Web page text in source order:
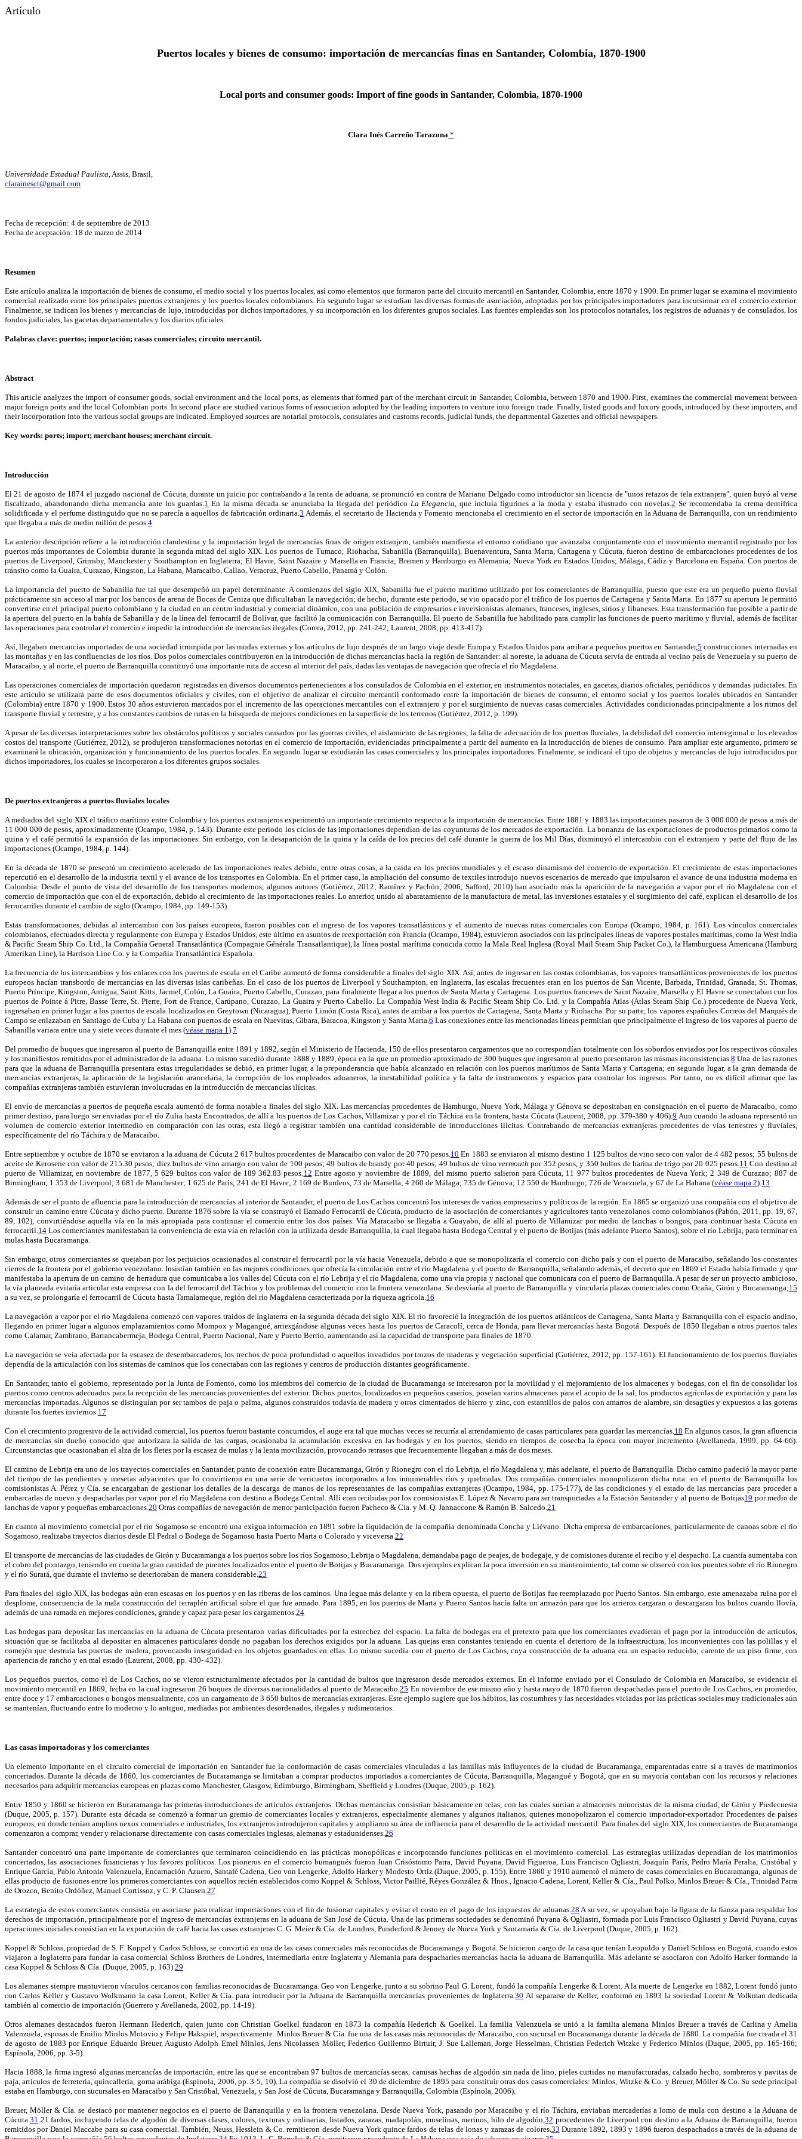
Artículo
Puertos locales y bienes de consumo: importación de mercancías finas en Santander, Colombia, 1870-1900
Local ports and consumer goods: Import of fine goods in Santander, Colombia, 1870-1900
Clara Inés Carreño Tarazona *
Universidade Estadual Paulista, Assis, Brasil,
clarainesct@gmail.com
Fecha de recepción: 4 de septiembre de 2013
Fecha de aceptación: 18 de marzo de 2014
Resumen
Este artículo analiza la importación de bienes de consumo, el medio social y los puertos locales, así como elementos que formaron parte del circuito mercantil en Santander, Colombia, entre 1870 y 1900. En primer lugar se examina el movimiento
comercial realizado entre los principales puertos extranjeros y los puertos locales colombianos. En segundo lugar se estudian las diversas formas de asociación, adoptadas por los principales importadores para incursionar en el comercio exterior.
Finalmente, se indican los bienes y mercancías de lujo, introducidas por dichos importadores, y su incorporación en los diferentes grupos sociales. Las fuentes empleadas son los protocolos notariales, los registros de aduanas y de consulados, los
fondos judiciales, las gacetas departamentales y los diarios oficiales.
Palabras clave: puertos; importación; casas comerciales; circuito mercantil.
Abstract
This article analyzes the import of consumer goods, social environment and the local ports, as elements that formed part of the merchant circuit in Santander, Colombia, between 1870 and 1900. First, examines the commercial movement between
major foreign ports and the local Colombian ports. In second place are studied various forms of association adopted by the leading importers to venture into foreign trade. Finally, listed goods and luxury goods, introduced by these importers, and
their incorporation into the various social groups are indicated. Employed sources are notarial protocols, consulates and customs records, judicial funds, the departmental Gazettes and official newspapers.
Key words: ports; import; merchant houses; merchant circuit.
Introducción
El 21 de agosto de 1874 el juzgado nacional de Cúcuta, durante un juicio por contrabando a la renta de aduana, se pronunció en contra de Mariano Delgado como introductor sin licencia de "unos retazos de tela extranjera", quien huyó al verse
fiscalizado, abandonando dicha mercancía ante los guardas.1 En la misma década se anunciaba la llegada del periódico La Elegancia, que incluía figurines a la moda y estaba ilustrado con novelas.2 Se recomendaba la crema dentífrica
solidificada y el perfume distinguido que no se parecía a aquellos de fabricación ordinaria.3 Además, el secretario de Hacienda y Fomento mencionaba el crecimiento en el sector de importación en la Aduana de Barranquilla, con un rendimiento
que llegaba a más de medio millón de pesos.4
La anterior descripción refiere a la introducción clandestina y la importación legal de mercancías finas de origen extranjero, también manifiesta el entorno cotidiano que avanzaba conjuntamente con el movimiento mercantil registrado por los
puertos más importantes de Colombia durante la segunda mitad del siglo XIX. Los puertos de Tumaco, Riohacha, Sabanilla (Barranquilla), Buenaventura, Santa Marta, Cartagena y Cúcuta, fueron destino de embarcaciones procedentes de los
puertos de Liverpool, Grimsby, Manchester y Southampton en Inglaterra; El Havre, Saint Nazaire y Marsella en Francia; Bremen y Hamburgo en Alemania; Nueva York en Estados Unidos; Málaga, Cádiz y Barcelona en España. Con puertos de
tránsito como la Guaira, Curazao, Kingston, La Habana, Maracaibo, Callao, Veracruz, Puerto Cabello, Panamá y Colón.
La importancia del puerto de Sabanilla fue tal que desempeñó un papel determinante. A comienzos del siglo XIX, Sabanilla fue el puerto marítimo utilizado por los comerciantes de Barranquilla, puesto que este era un pequeño puerto fluvial
prácticamente sin acceso al mar por los bancos de arena de Bocas de Ceniza que dificultaban la navegación; de hecho, durante este periodo, se vio opacado por el tráfico de los puertos de Cartagena y Santa Marta. En 1877 su apertura le permitió
convertirse en el principal puerto colombiano y la ciudad en un centro industrial y comercial dinámico, con una población de empresarios e inversionistas alemanes, franceses, ingleses, sirios y libaneses. Esta transformación fue posible a partir de
la apertura del puerto en la bahía de Sabanilla y de la línea del ferrocarril de Bolívar, que facilitó la comunicación con Barranquilla. El puerto de Sabanilla fue habilitado para cumplir las funciones de puerto marítimo y fluvial, además de facilitar
las operaciones para controlar el comercio e impedir la introducción de mercancías ilegales (Correa, 2012, pp. 241-242; Laurent, 2008, pp. 413-417).
Así, llegaban mercancías importadas de una sociedad irrumpida por las modas externas y los artículos de lujo después de un largo viaje desde Europa y Estados Unidos para arribar a pequeños puertos en Santander,5 construcciones internadas en
las montañas y en las confluencias de los ríos. Dos polos comerciales contribuyeron en la introducción de dichas mercancías hacia la región de Santander: al noreste, la aduana de Cúcuta servía de entrada al vecino país de Venezuela y su puerto de
Maracaibo, y al norte, el puerto de Barranquilla constituyó una importante ruta de acceso al interior del país, dadas las ventajas de navegación que ofrecía el río Magdalena.
Las operaciones comerciales de importación quedaron registradas en diversos documentos pertenecientes a los consulados de Colombia en el exterior, en instrumentos notariales, en gacetas, diarios oficiales, periódicos y demandas judiciales. En
este artículo se utilizará parte de esos documentos oficiales y civiles, con el objetivo de analizar el circuito mercantil conformado entre la importación de bienes de consumo, el entorno social y los puertos locales ubicados en Santander
(Colombia) entre 1870 y 1900. Estos 30 años estuvieron marcados por el incremento de las operaciones mercantiles con el extranjero y por el surgimiento de nuevas casas comerciales. Actividades condicionadas principalmente a los ritmos del
transporte fluvial y terrestre, y a los constantes cambios de rutas en la búsqueda de mejores condiciones en la superficie de los terrenos (Gutiérrez, 2012, p. 199).
A pesar de las diversas interpretaciones sobre los obstáculos políticos y sociales causados por las guerras civiles, el aislamiento de las regiones, la falta de adecuación de los puertos fluviales, la debilidad del comercio interregional o los elevados
costos del transporte (Gutiérrez, 2012), se produjeron transformaciones notorias en el comercio de importación, evidenciadas principalmente a partir del aumento en la introducción de bienes de consumo. Para ampliar este argumento, primero se
examinará la ubicación, organización y funcionamiento de los puertos locales. En segundo lugar se estudiarán las casas comerciales y los principales importadores. Finalmente, se indicará el tipo de objetos y mercancías de lujo introducidos por
dichos importadores, los cuales se incorporaron a los diferentes grupos sociales.
De puertos extranjeros a puertos fluviales locales
A mediados del siglo XIX el tráfico marítimo entre Colombia y los puertos extranjeros experimentó un importante crecimiento respecto a la importación de mercancías. Entre 1881 y 1883 las importaciones pasaron de 3 000 000 de pesos a más de
11 000 000 de pesos, aproximadamente (Ocampo, 1984, p. 143). Durante este periodo los ciclos de las importaciones dependían de las coyunturas de los mercados de exportación. La bonanza de las exportaciones de productos primarios como la
quina y el café permitió la expansión de las importaciones. Sin embargo, con la desaparición de la quina y la caída de los precios del café durante la guerra de los Mil Días, disminuyó el intercambio con el extranjero y parte del flujo de las
importaciones (Ocampo, 1984, p. 144).
En la década de 1870 se presentó un crecimiento acelerado de las importaciones reales debido, entre otras cosas, a la caída en los precios mundiales y el escaso dinamismo del comercio de exportación. El crecimiento de estas importaciones
repercutió en el desarrollo de la industria textil y el avance de los transportes en Colombia. En el primer caso, la ampliación del consumo de textiles introdujo nuevos escenarios de mercado que impulsaron el avance de una industria moderna en
Colombia. Desde el punto de vista del desarrollo de los transportes modernos, algunos autores (Gutiérrez, 2012; Ramírez y Pachón, 2006; Safford, 2010) han asociado más la aparición de la navegación a vapor por el río Magdalena con el
comercio de importación que con el de exportación, debido al crecimiento de las importaciones reales. Lo anterior, unido al abaratamiento de la manufactura de metal, las inversiones estatales y el surgimiento del café, explican el desarrollo de los
ferrocarriles durante el cambio de siglo (Ocampo, 1984, pp. 149-153).
Estas transformaciones, debidas al intercambio con los países europeos, fueron posibles con el ingreso de los vapores transatlánticos y el aumento de nuevas rutas comerciales con Europa (Ocampo, 1984, p. 161). Los vínculos comerciales
colombianos, efectuados directa y regularmente con Europa y Estados Unidos, este último en asuntos de reexportación con Francia (Ocampo, 1984), estuvieron asociados con las principales líneas de vapores postales marítimas, como la West India
& Pacific Steam Ship Co. Ltd., la Compañía General Transatlántica (Compagnie Générale Transatlantique), la línea postal marítima conocida como la Mala Real Inglesa (Royal Mail Steam Ship Packet Co.), la Hamburguesa Americana (Hamburg
Amerikan Line), la Harrison Line Co. y la Compañía Transa­tlántica Española.
La frecuencia de los intercambios y los enlaces con los puertos de escala en el Caribe aumentó de forma considerable a finales del siglo XIX. Así, antes de ingresar en las costas colombianas, los vapores transatlánticos provenientes de los puertos
europeos hacían transbordo de mercancías en las diversas islas caribeñas. En el caso de los puertos de Liverpool y Southampton, en Inglaterra, las escalas frecuentes eran en los puertos de San Vicente, Barbada, Trinidad, Granada, St. Thomas,
Puerto Príncipe, Kingston, Antigua, Saint Kitts, Jacmel, Colón, La Guaira, Puerto Cabello, Curazao, para finalmente llegar a los puertos de Santa Marta y Cartagena. Los puertos franceses de Saint Nazaire, Marsella y El Havre se conectaban con los
puertos de Pointe á Pitre, Basse Terre, St. Pierre, Fort de France, Carúpano, Curazao, La Guaira y Puerto Cabello. La Compañía West India & Pacific Steam Ship Co. Ltd. y la Compañía Atlas (Atlas Steam Ship Co.) procedente de Nueva York,
ingresaban en primer lugar a los puertos de escala localizados en Greytown (Nicaragua), Puerto Limón (Costa Rica), antes de arribar a los puertos de Cartagena, Santa Marta y Riohacha. Por su parte, los vapores españoles Correos del Marqués de
Campo se enlazaban en Santiago de Cuba y La Habana con puertos de escala en Nuevitas, Gibara, Baracoa, Kingston y Santa Marta.6 Las conexiones entre las mencionadas líneas permitían que principalmente el ingreso de los vapores al puerto de
Sabanilla variara entre una y siete veces durante el mes (véase mapa 1).7
Del promedio de buques que ingresaron al puerto de Barranquilla entre 1891 y 1892, según el Ministerio de Hacienda, 150 de ellos presentaron cargamentos que no correspondían totalmente con los sobordos enviados por los respectivos cónsules
y los manifiestos remitidos por el administrador de la aduana. Lo mismo sucedió durante 1888 y 1889, época en la que un promedio aproximado de 300 buques que ingresaron al puerto presentaron las mismas inconsistencias.8 Una de las razones
para que la aduana de Barranquilla presentara estas irregularidades se debió, en primer lugar, a la preponderancia que había alcanzado en relación con los puertos marítimos de Santa Marta y Cartagena; en segundo lugar, a la gran demanda de
mercancías extranjeras, la aplicación de la legislación arancelaria, la corrupción de los empleados aduaneros, la inestabilidad política y la falta de instrumentos y espacios para controlar los ingresos. Por tanto, no es difícil afirmar que las
compañías extranjeras también estuvieran involucradas en la introducción de mercancías ilícitas.
El envío de mercancías a puertos de pequeña escala aumentó de forma notable a finales del siglo XIX. Las mercancías procedentes de Hamburgo, Nueva York, Málaga y Génova se depositaban en consignación en el puerto de Maracaibo, como
primer destino, para luego ser enviadas por el río Zulia hasta Encontrados, de allí a los puertos de Los Cachos, Villamizar y por el río Táchira en la frontera, hasta Cúcuta (Laurent, 2008, pp. 379-380 y 406).9 Aun cuando la aduana representó un
volumen de comercio exterior intermedio en comparación con las otras, esta llegó a registrar también una cantidad considerable de introducciones ilícitas. Contrabando de mercancías extranjeras procedentes de vías terrestres y fluviales,
específicamente del río Táchira y de Maracaibo.
Entre septiembre y octubre de 1870 se enviaron a la aduana de Cúcuta 2 617 bultos procedentes de Maracaibo con valor de 20 770 pesos.10 En 1883 se enviaron al mismo destino 1 125 bultos de vino seco con valor de 4 482 pesos; 55 bultos de
aceite de Kerosene con valor de 215.30 pesos; diez bultos de vino amargo con valor de 100 pesos; 49 bultos de brandy por 40 pesos; 49 bultos de vinovermouth por 352 pesos, y 350 bultos de harina de trigo por 20 025 pesos.11 Con destino al
puerto de Villamizar, en noviembre de 1877, 5 629 bultos con valor de 189 362.83 pesos.12 Entre agosto y noviembre de 1889, del mismo puerto salieron para Cúcuta, 11 977 bultos procedentes de Nueva York; 2 349 de Curazao; 887 de
Birmingham; 1 353 de Liverpool; 3 681 de Manchester; 1 625 de París; 241 de El Havre; 2 169 de Burdeos, 73 de Marsella; 4 260 de Málaga; 735 de Génova; 12 550 de Hamburgo; 726 de Venezuela, y 67 de La Habana (véase mapa 2).13
Además de ser el punto de afluencia para la introducción de mercancías al interior de Santander, el puerto de Los Cachos concentró los intereses de varios empresarios y políticos de la región. En 1865 se organizó una compañía con el objetivo de
construir un camino entre Cúcuta y dicho puerto. Durante 1876 sobre la vía se construyó el llamado Ferrocarril de Cúcuta, producto de la asociación de comerciantes y agricultores tanto venezolanos como colombianos (Pabón, 2011, pp. 19, 67,
89, 102), convirtiéndose aquella vía en la más apropiada para continuar el comercio entre los dos países. Vía Maracaibo se llegaba a Guayabo, de allí al puerto de Villamizar por medio de lanchas o bongos, para continuar hasta Cúcuta en
ferrocarril.14 Los comerciantes manifestaban la conveniencia de esta vía en relación con la utilizada desde Barranquilla, la cual llegaba hasta Bodega Central y el puerto de Botijas (más adelante Puerto Santos), sobre el río Lebrija, para terminar en
mulas hasta Bucaramanga.
Sin embargo, otros comerciantes se quejaban por los perjuicios ocasionados al construir el ferrocarril por la vía hacia Venezuela, debido a que se monopolizaría el comercio con dicho país y con el puerto de Maracaibo, señalando los constantes
cierres de la frontera por el gobierno venezolano. Insistían también en las mejores condiciones que ofrecía la circulación entre el río Magdalena y el puerto de Barranquilla, señalando además, el decreto que en 1869 el Estado había firmado y que
manifestaba la apertura de un camino de herradura que comunicaba a los valles del Cúcuta con el río Lebrija y el río Magdalena, como una vía propia y nacional que comunicara con el puerto de Barranquilla. A pesar de ser un proyecto ambicioso,
la vía planeada evitaría articular esta empresa con la del ferrocarril del Táchira y los problemas del comercio con la frontera venezolana. Se desviaría al puerto de Barranquilla y vincularía plazas comerciales como Ocaña, Girón y Bucaramanga;15
a su vez, se prolongaría el ferrocarril de Cúcuta hasta Tamalameque, región del río Magdalena caracterizada por la riqueza agrícola.16
La navegación a vapor por el río Magdalena comenzó con vapores traídos de Inglaterra en la segunda década del siglo XIX. El río favoreció la integración de los puertos atlánticos de Cartagena, Santa Marta y Barranquilla con el espacio andino,
llegando en primer lugar a algunos emplazamientos como Mompox y Magangué, arriesgándose algunas veces hasta los puertos de Caracolí, cerca de Honda, para llevar mercancías hasta Bogotá. Después de 1850 llegaban a otros puertos tales
como Calamar, Zambrano, Barrancabermeja, Bodega Central, Puerto Nacional, Nare y Puerto Berrío, aumentando así la capacidad de transporte para finales de 1870.
La navegación se veía afectada por la escasez de desembarcaderos, los trechos de poca profundidad o aquellos invadidos por trozos de maderas y vegetación superficial (Gutiérrez, 2012, pp. 157-161). El funcionamiento de los puertos fluviales
dependía de la articulación con los sistemas de caminos que los conectaban con las regiones y centros de producción distantes geográficamente.
En Santander, tanto el gobierno, representado por la Junta de Fomento, como los miembros del comercio de la ciudad de Bucaramanga se interesaron por la movilidad y el mejoramiento de los almacenes y bodegas, con el fin de consolidar los
puertos como centros adecuados para la recepción de las mercancías provenientes del exterior. Dichos puertos, localizados en pequeños caseríos, poseían varios almacenes para el acopio de la sal, los productos agrícolas de exportación y para las
mercancías importadas. Algunos se distinguían por ser tambos de paja o palma, algunos construidos todavía de madera y otros cimentados de hierro y zinc, con estantillos de palos con amarros de alambre, sin desagües y expuestos a las goteras
durante los fuertes inviernos.17
Con el crecimiento progresivo de la actividad comercial, los puertos fueron bastante concurridos, el auge era tal que muchas veces se recurría al arrendamiento de casas particulares para guardar las mercancías.18 En algunos casos, la gran afluencia
de mercancías sin dueño conocido que autorizara la salida de las cargas, ocasionaba la acumulación excesiva en las bodegas y en los puertos, siendo en tiempos de cosecha la época con mayor incremento (Avellaneda, 1999, pp. 64-66).
Circunstancias que ocasionaban el alza de los fletes por la escasez de mulas y la lenta movilización, provocando retrasos que frecuentemente llegaban a más de dos meses.
El camino de Lebrija era uno de los trayectos comerciales en Santander, punto de conexión entre Bucaramanga, Girón y Rionegro con el río Lebrija, el río Magdalena y, más adelante, el puerto de Barranquilla. Dicho camino padeció la mayor parte
del tiempo de las pendientes y mesetas adyacentes que lo convirtieron en una serie de vericuetos incorporados a los innumerables ríos y quebradas. Dos compañías comerciales monopolizaron dicha ruta: en el puerto de Barranquilla los
comisionistas A. Pérez y Cía. se encargaban de gestionar los detalles de la descarga de manos de los representantes de las compañías extranjeras (Ocampo, 1984, pp. 175-177), de las condiciones y el estado de las mercancías para proceder a
embarcarlas de nuevo y despacharlas por vapor por el río Magdalena con destino a Bodega Central. Allí eran recibidas por los comisionistas E. López & Navarro para ser transportadas a la Estación Santander y al puerto de Botijas19 por medio de
lanchas de vapor y pequeñas embarcaciones.20 Otras compañías de navegación de menor participación fueron Pacheco & Cía. y M. Q. Jannaccone & Ramón B. Salcedo.21
En cuanto al movimiento comercial por el río Sogamoso se encontró una exigua información en 1891 sobre la liquidación de la compañía denominada Concha y Liévano. Dicha empresa de embarcaciones, particularmente de canoas sobre el río
Sogamoso, realizaba trayectos diarios desde El Pedral o Bodega de Sogamoso hasta Puerto Marta o Colorado y viceversa.22
El transporte de mercancías de las ciudades de Girón y Bucaramanga a los puertos sobre los ríos Sogamoso, Lebrija o Magdalena, demandaba pago de peajes, de bodegaje, y de comisiones durante el recibo y el despacho. La cuantía aumentaba con
el cobro del pontazgo, teniendo en cuenta la gran cantidad de puentes localizados entre el puerto de Botijas y Bucaramanga. Dos ejemplos explican la poca inversión en su mantenimiento, tal como se observó con los puentes sobre el río Rionegro
y el río Suratá, que durante el invierno se deterioraban de manera considerable.23
Para finales del siglo XIX, las bodegas aún eran escasas en los puertos y en las riberas de los caminos. Una legua más delante y en la ribera opuesta, el puerto de Botijas fue reemplazado por Puerto Santos. Sin embargo, este amenazaba ruina por el
desplome, consecuencia de la mala construcción del terraplén artificial sobre el que fue armado. Para 1895, en los puertos de Marta y Puerto Santos hacía falta un armazón para que los arrieros cargaran o descargaran los bultos cuando llovía,
además de una ramada en mejores condiciones, grande y capaz para pesar los cargamentos.24
Las bodegas para depositar las mercancías en la aduana de Cúcuta presentaron varias dificultades por la estrechez del espacio. La falta de bodegas era el pretexto para que los comerciantes evadieran el pago por la introducción de artículos,
situación que se facilitaba al depositar en almacenes particulares donde no pagaban los derechos exigidos por la aduana. Las quejas eran constantes teniendo en cuenta el deterioro de la infraestructura, los inconvenientes con las polillas y el
comején que destruía las puertas de madera, provocando inseguridad en los objetos guardados en ellas. Lo mismo sucedía con el puerto de Los Cachos, cuya construcción de la aduana era un espacio reducido, carente de un piso firme, con
apariencia de rancho y en mal estado (Laurent, 2008, pp. 430- 432).
Los pequeños puertos, como el de Los Cachos, no se vieron estructuralmente afectados por la cantidad de bultos que ingresaron desde mercados externos. En el informe enviado por el Consulado de Colombia en Maracaibo, se evidencia el
movimiento mercantil en 1869, fecha en la cual ingresaron 26 buques de diversas nacionalidades al puerto de Maracaibo.25 En noviembre de ese mismo año y hasta mayo de 1870 fueron despachadas para el puerto de Los Cachos, en promedio,
entre doce y 17 embarcaciones o bongos mensualmente, con un cargamento de 3 650 bultos de mercancías extranjeras. Este ejemplo sugiere que los hábitos, las costumbres y las necesidades viciadas por las prácticas sociales muy tradicionales aún
se mantenían, fluctuando entre lo moderno y lo antiguo, mediadas por ambientes desordenados, ilegales y rudimentarios.
Las casas importadoras y los comerciantes
Un elemento importante en el circuito comercial de importación en Santander fue la conformación de casas comerciales vinculadas a las familias más influyentes de la ciudad de Bucaramanga, emparentadas entre sí a través de matrimonios
concertados. Durante la década de 1860, los comerciantes de Bucaramanga se limitaban a comprar productos importados a comerciantes de Cúcuta, Barranquilla, Magangué y Bogotá, que en su mayoría contaban con los recursos y relaciones
necesarios para adquirir mercancías europeas en plazas como Manchester, Glasgow, Edimburgo, Birmingham, Sheffield y Londres (Duque, 2005, p. 162).
Entre 1850 y 1860 se hicieron en Bucaramanga las primeras introducciones de artículos extranjeros. Dichas mercancías consistían básicamente en telas, con las cuales surtían a almacenes minoristas de la misma ciudad, de Girón y Piedecuesta
(Duque, 2005, p. 157). Durante esta década se comenzó a formar un gremio de comerciantes locales y extranjeros, especialmente alemanes y algunos italianos, quienes monopolizaron el comercio importador-exportador. Procedentes de países
europeos, en donde tenían amplios nexos comerciales e industriales, los extranjeros introdujeron capitales y ampliaron su área de influencia para el desarrollo de la actividad mercantil. Para finales del siglo XIX, los comerciantes de Bucaramanga
comenzaron a comprar, vender y relacionarse directamente con casas comerciales inglesas, alemanas y estadunidenses.26
Santander concentró una parte importante de comerciantes que terminaron coincidiendo en las prácticas monopólicas e incorporando funciones políticas en el movimiento comercial. Las estrategias utilizadas dependían de los matrimonios
concertados, las asociaciones financieras y los favores políticos. Los pioneros en el comercio bumangués fueron Juan Crisóstomo Parra, David Puyana, David Figueroa, Luis Francisco Ogliastri, Joaquín París, Pedro María Peralta, Cristóbal y
Enrique García, Pablo Antonio Valenzuela, Encarnación Azuero, Santafé Cadena, Geo von Lengerke, Adolfo Harker y Modesto Ortiz (Duque, 2005, p. 155). Entre 1860 y 1910 aumentó el número de casas comerciales en Bucaramanga, algunas de
ellas producto de fusiones entre los primeros comerciantes con aquellos recién establecidos como Koppel & Schloss, Victor Paillié, Réyes González & Hnos., Ignacio Cadena, Lorent, Keller & Cía., Paul Polko, Minlos Breuer & Cía., Trinidad Parra
de Orozco, Benito Ordóñez, Manuel Cortissoz, y C. P. Clausen.27
La estrategia de estos comerciantes consistía en asociarse para realizar importaciones con el fin de fusionar capitales y evitar el costo en el pago de los impuestos de aduanas.28 A su vez, se apoyaban bajo la figura de la fianza para respaldar los
derechos de importación, principalmente por el ingreso de mercancías extranjeras en la aduana de San José de Cúcuta. Una de las primeras sociedades se denominó Puyana & Ogliastri, formada por Luis Francisco Ogliastri y David Puyana, cuyas
operaciones iniciales consistían en la exportación de café hacia las casas extranjeras C. G. Meier & Cía. de Londres, Punderford & Jenney de Nueva York y Santamaría & Cía. de Liverpool (Duque, 2005, p. 162).
Koppel & Schloss, propiedad de S. F. Koppel y Carlos Schloss, se convirtió en una de las casas comerciales más reconocidas de Bucaramanga y Bogotá. Se hicieron cargo de la casa que tenían Leopoldo y Daniel Schloss en Bogotá, cuando estos
viajaron a Inglaterra para fundar la casa comercial Schloss Brothers de Londres, intermediaria entre Inglaterra y Alemania para despacharles mercancías hacia la aduana de Barranquilla. Más adelante se asociaron con Adolfo Harker formando la
casa Koppel & Schloss & Cía. (Duque, 2005, p. 163).29
Los alemanes siempre mantuvieron vínculos cercanos con familias reconocidas de Bucaramanga. Geo von Lengerke, junto a su sobrino Paul G. Lorent, fundó la compañía Lengerke & Lorent. A la muerte de Lengerke en 1882, Lorent fundó junto
con Carlos Keller y Gustavo Wolkmann la casa Lorent, Keller & Cía. para introducir por la Aduana de Barranquilla mercancías provenientes de Inglaterra.30 Al separarse de Keller, conformó en 1893 la sociedad Lorent & Volkman dedicada
también al comercio de importación (Guerrero y Avellaneda, 2002, pp. 14-19).
Otros alemanes destacados fueron Hermann Hederich, quien junto con Christian Goelkel fundaron en 1873 la compañía Hederich & Goelkel. La familia Valenzuela se unió a la familia alemana Minlos Breuer a través de Carlina y Amelia
Valenzuela, esposas de Emilio Minlos Motovio y Felipe Hakspiel, respectivamente. Minlos Breuer & Cía. fue una de las casas más reconocidas de Maracaibo, con sucursal en Bucaramanga durante la década de 1880. La compañía fue creada el 31
de agosto de 1883 por Enrique Eduardo Breuer, Augusto Adolph Emel Minlos, Jens Nicolassen Möller, Federico Guillermo Birtuir, J. Sue Lalleman, Jorge Hesselman, Christian Federich Witzke y Federico Minlos (Duque, 2005, pp. 165-166;
Espínola, 2006, pp. 3-5).
Hacia 1888, la firma ingresó algunas mercancías de importación, entre las que se encontraban 97 bultos de mercancías secas, camisas hechas de algodón sin nada de lino, pieles curtidas no manufacturadas, calzado hecho, sombreros y pavitas de
paja, artículos de ferretería, quincallería, goma arábiga (Espínola, 2006, pp. 3-5, 10). La compañía se disolvió el 30 de diciembre de 1895 para constituir otras dos casas comerciales: Minlos, Witzke & Co. y Breuer, Möller & Co. Su sede principal
estaba en Hamburgo, con sucursales en Maracaibo y San Cristóbal, Venezuela, y San José de Cúcuta, Bucaramanga y Barranquilla, Colombia (Espínola, 2006).
Breuer, Möller & Cía. se destacó por mantener negocios en el puerto de Barranquilla y en la frontera venezolana. Desde Nueva York, pasando por Maracaibo y el río Táchira, enviaban mercaderías a lomo de mula con destino a la Aduana de
Cúcuta.31 21 fardos, incluyendo telas de algodón de diversas clases, colores, texturas y ordinarias, listados, zarazas, madapolán, muselinas, merinos, hilo de algodón,32 procedentes de Liverpool con destino a la Aduana de Barranquilla, fueron
remitidos por Daniel Maccabe para su casa comercial. También, Neuss, Hesslein & Co. remitieron desde Nueva York quince fardos de telas de lonas y zarazas de colores.33 Durante 1892, 1893 y 1896 fueron despachados a través de la aduana de